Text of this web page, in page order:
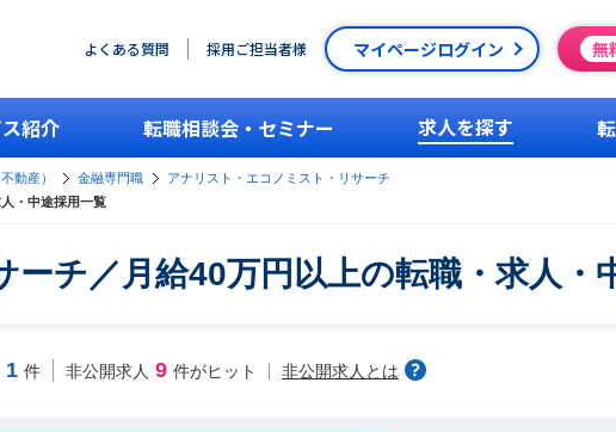
よくある質問 採用ご担当者様 マイページログイン 無
紹介 転職相談会・セミナー 求人を探す
動産） 金融専門職
アナリスト・エコノミスト・リサーチ
・中途採用一覧
チ／月給40万円以上の転職・求人・
1 件 非公開求人 9 件がヒット 非公開求人とは